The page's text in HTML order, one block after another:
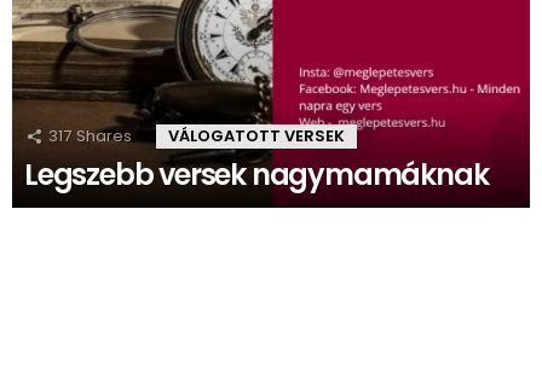
317 Shares VÁLOGATOTT VERSEK
Legszebb versek nagymamáknak